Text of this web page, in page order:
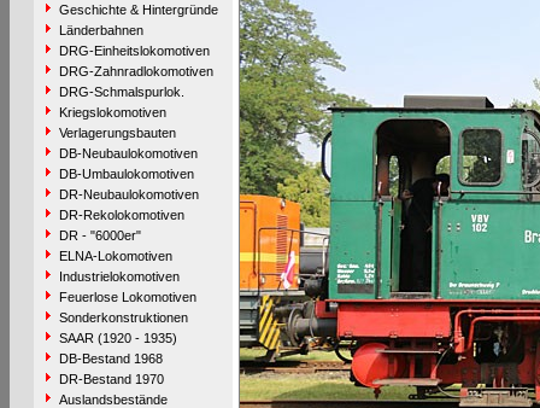
Geschichte & Hintergründe
Länderbahnen
DRG-Einheitslokomotiven
DRG-Zahnradlokomotiven
DRG-Schmalspurlok.
Kriegslokomotiven
Verlagerungsbauten
DB-Neubaulokomotiven
DB-Umbaulokomotiven
DR-Neubaulokomotiven
DR-Rekolokomotiven
DR - "6000er"
ELNA-Lokomotiven
Industrielokomotiven
Feuerlose Lokomotiven
Sonderkonstruktionen
SAAR (1920 - 1935)
DB-Bestand 1968
DR-Bestand 1970
Auslandsbestände